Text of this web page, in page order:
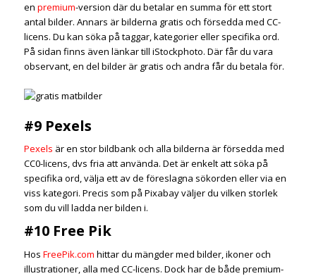
en premium-version där du betalar en summa för ett stort
antal bilder. Annars är bilderna gratis och försedda med CC-
licens. Du kan söka på taggar, kategorier eller specifika ord.
På sidan finns även länkar till iStockphoto. Där får du vara
observant, en del bilder är gratis och andra får du betala för.
#9 Pexels
Pexels är en stor bildbank och alla bilderna är försedda med
CC0-licens, dvs fria att använda. Det är enkelt att söka på
specifika ord, välja ett av de föreslagna sökorden eller via en
viss kategori. Precis som på Pixabay väljer du vilken storlek
som du vill ladda ner bilden i.
#10 Free Pik
Hos FreePik.com hittar du mängder med bilder, ikoner och
illustrationer, alla med CC-licens. Dock har de både premium-